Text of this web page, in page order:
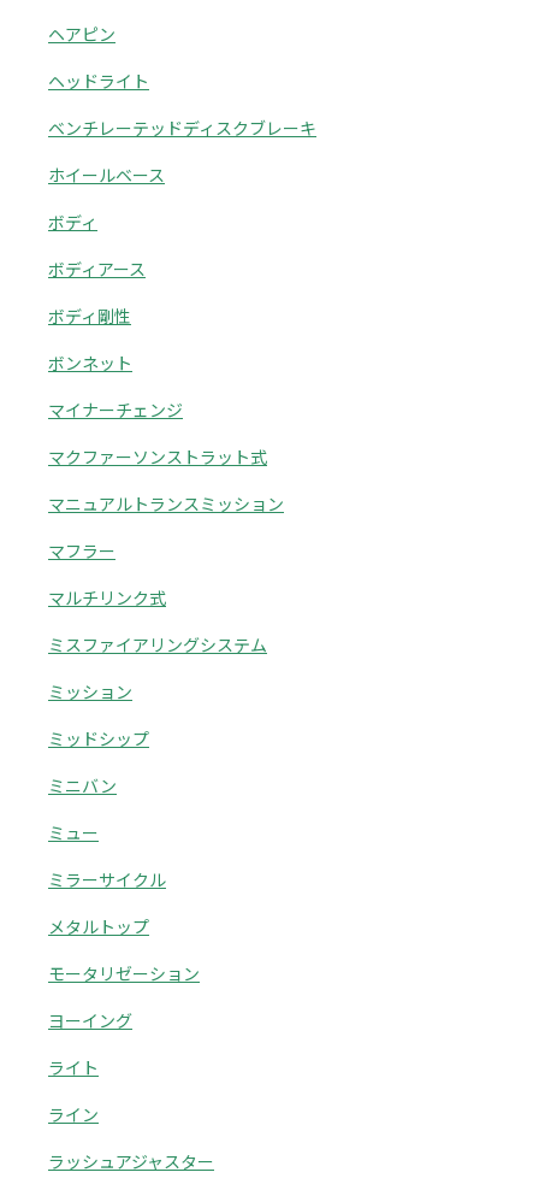
ヘアピン
ヘッドライト
ベンチレーテッドディスクブレーキ
ホイールベース
ボディ
ボディアース
ボディ剛性
ボンネット
マイナーチェンジ
マクファーソンストラット式
マニュアルトランスミッション
マフラー
マルチリンク式
ミスファイアリングシステム
ミッション
ミッドシップ
ミニバン
ミュー
ミラーサイクル
メタルトップ
モータリゼーション
ヨーイング
ライト
ライン
ラッシュアジャスター